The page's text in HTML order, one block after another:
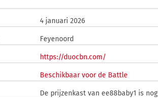
4 januari 2026
Feyenoord
https://duocbn.com/
Beschikbaar voor de Battle
De prijzenkast van ee88baby1 is